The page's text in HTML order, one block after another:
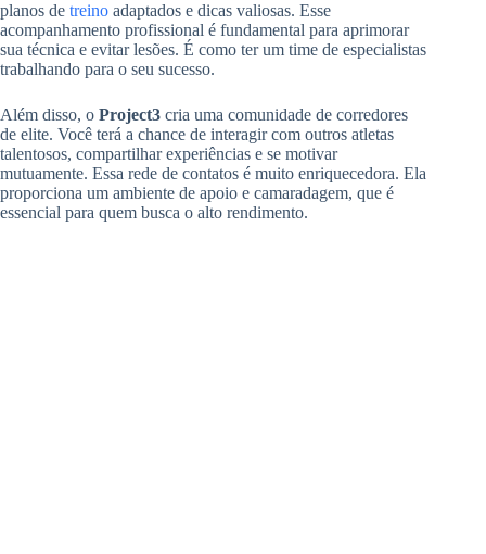
planos de treino adaptados e dicas valiosas. Esse
acompanhamento profissional é fundamental para aprimorar
sua técnica e evitar lesões. É como ter um time de especialistas
trabalhando para o seu sucesso.
Além disso, o Project3 cria uma comunidade de corredores
de elite. Você terá a chance de interagir com outros atletas
talentosos, compartilhar experiências e se motivar
mutuamente. Essa rede de contatos é muito enriquecedora. Ela
proporciona um ambiente de apoio e camaradagem, que é
essencial para quem busca o alto rendimento.